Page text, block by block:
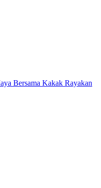
Bersama Kakak Rayakan